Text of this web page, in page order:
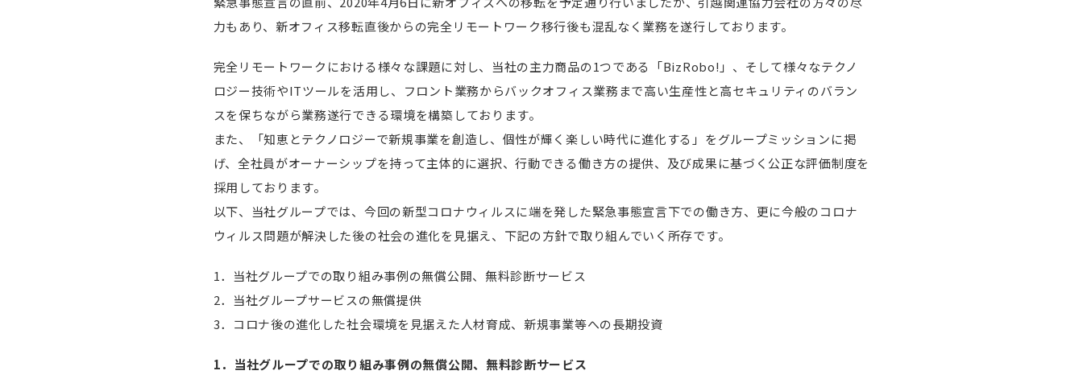
力もあり、新オフィス移転直後からの完全リモートワーク移行後も混乱なく業務を遂行しております。
完全リモートワークにおける様々な課題に対し、当社の主力商品の1つである「BizRobo!」、そして様々なテクノ
ロジー技術やITツールを活用し、フロント業務からバックオフィス業務まで高い生産性と高セキュリティのバラン
スを保ちながら業務遂行できる環境を構築しております。
また、「知恵とテクノロジーで新規事業を創造し、個性が輝く楽しい時代に進化する」をグループミッションに掲
げ、全社員がオーナーシップを持って主体的に選択、行動できる働き方の提供、及び成果に基づく公正な評価制度を
採用しております。
以下、当社グループでは、今回の新型コロナウィルスに端を発した緊急事態宣言下での働き方、更に今般のコロナ
ウィルス問題が解決した後の社会の進化を見据え、下記の方針で取り組んでいく所存です。
1．当社グループでの取り組み事例の無償公開、無料診断サービス
2．当社グループサービスの無償提供
3．コロナ後の進化した社会環境を見据えた人材育成、新規事業等への長期投資
1．当社グループでの取り組み事例の無償公開、無料診断サービス